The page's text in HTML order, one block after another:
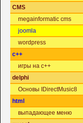
CMS
megainformatic cms
joomla
wordpress
c++
игры на c++
delphi
Основы IDirectMusic8
html
выпадающее меню